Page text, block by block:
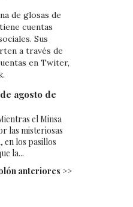
de glosas de
cuentas
Sus
a través de
en Twiter,
agosto de
el Minsa
las misteriosas
en los pasillos
la...
anteriores >>